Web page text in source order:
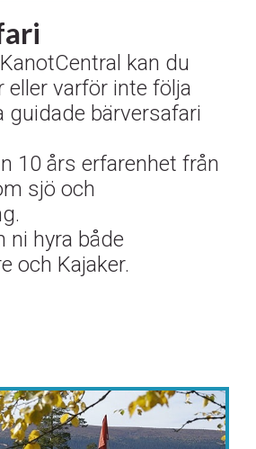
kan du
eller varför inte följa
guidade bärversafari
10 års erfarenhet från
sjö och
ni hyra både
och Kajaker.